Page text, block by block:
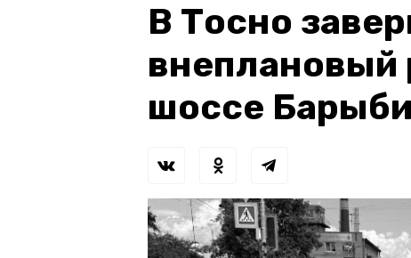
В Тосно
внеплановый
шоссе